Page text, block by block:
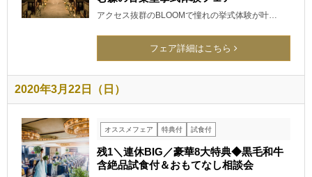
アクセス抜群のBLOOMで憧れの挙式体験が叶…
フェア詳細はこちら
2020年3月22日（日）
オススメフェア 特典付 試食付
残1＼連休BIG／豪華8大特典◆黒毛和牛
含絶品試食付＆おもてなし相談会